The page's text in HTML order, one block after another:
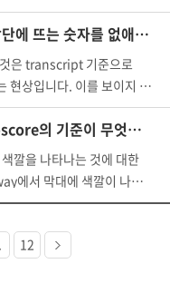
IPA의 network 그림에서 유전자 상단에 뜨는 숫자를 없애고 싶습니다.
은 transcript 기준으로
현상입니다. 이를 보이지
IPA의 Canonical Pathway에서 z-score의 기준이 무엇인가요?
을 나타나는 것에 대한
에서 막대에 색깔이 나타
12
다음